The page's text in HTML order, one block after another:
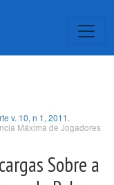
v. 10, n 1, 2011.
Máxima de Jogadores
Sobre a